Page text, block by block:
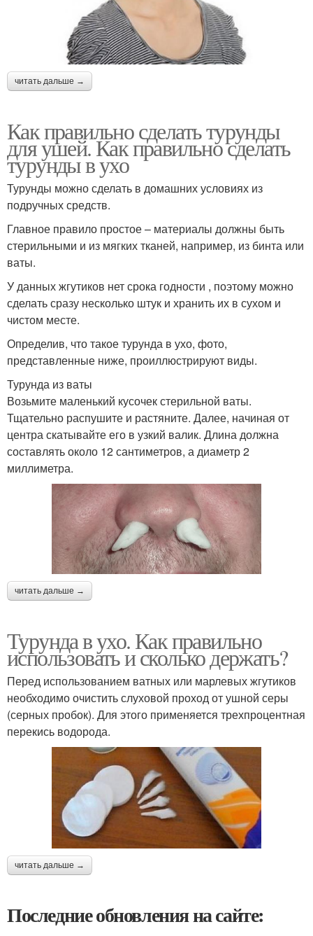
читать дальше →
Как правильно сделать турунды
для ушей. Как правильно сделать
турунды в ухо
Турунды можно сделать в домашних условиях из
подручных средств.
Главное правило простое – материалы должны быть
стерильными и из мягких тканей, например, из бинта или
ваты.
У данных жгутиков нет срока годности , поэтому можно
сделать сразу несколько штук и хранить их в сухом и
чистом месте.
Определив, что такое турунда в ухо, фото,
представленные ниже, проиллюстрируют виды.
Турунда из ваты
Возьмите маленький кусочек стерильной ваты.
Тщательно распушите и растяните. Далее, начиная от
центра скатывайте его в узкий валик. Длина должна
составлять около 12 сантиметров, а диаметр 2
миллиметра.
читать дальше →
Турунда в ухо. Как правильно
использовать и сколько держать?
Перед использованием ватных или марлевых жгутиков
необходимо очистить слуховой проход от ушной серы
(серных пробок). Для этого применяется трехпроцентная
перекись водорода.
читать дальше →
Последние обновления на сайте: